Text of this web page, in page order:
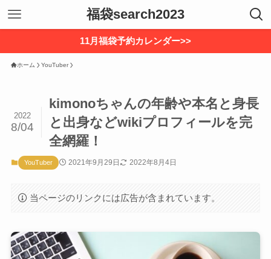
福袋search2023
11月福袋予約カレンダー>>
ホーム YouTuber
kimonoちゃんの年齢や本名と身長
と出身などwikiプロフィールを完
全網羅！
2022
8/04
YouTuber 2021年9月29日 2022年8月4日
当ページのリンクには広告が含まれています。